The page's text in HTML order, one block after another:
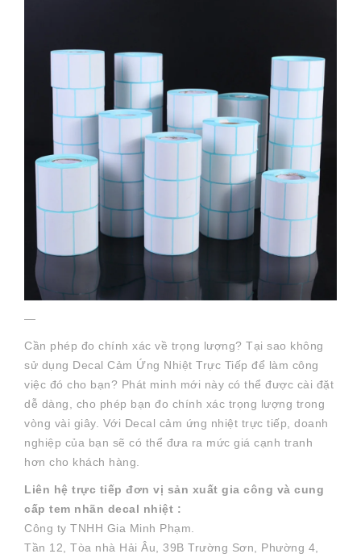
—
Cần phép đo chính xác về trọng lượng? Tại sao không
sử dụng Decal Cảm Ứng Nhiệt Trực Tiếp để làm công
việc đó cho bạn? Phát minh mới này có thể được cài đặt
dễ dàng, cho phép bạn đo chính xác trọng lượng trong
vòng vài giây. Với Decal cảm ứng nhiệt trực tiếp, doanh
nghiệp của bạn sẽ có thể đưa ra mức giá cạnh tranh
hơn cho khách hàng.
Liên hệ trực tiếp đơn vị sản xuất gia công và cung
cấp tem nhãn decal nhiệt :
Công ty TNHH Gia Minh Phạm.
Tần 12, Tòa nhà Hải Âu, 39B Trường Sơn, Phường 4,